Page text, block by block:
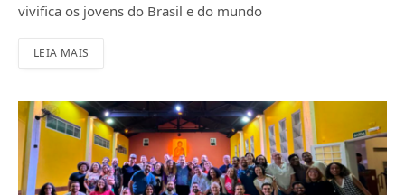
vivifica os jovens do Brasil e do mundo
LEIA MAIS